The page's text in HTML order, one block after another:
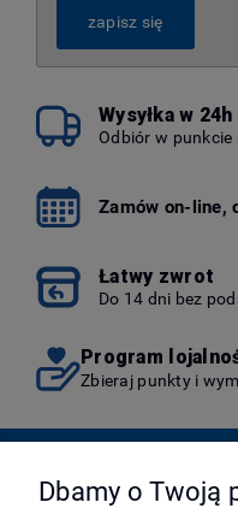
zapisz się
Wysyłka w 24h
Odbiór w
Zamów on-line,
Łatwy zwrot
Do 14 dni bez
Program
Zbieraj punkty i
Dbamy o Twoją